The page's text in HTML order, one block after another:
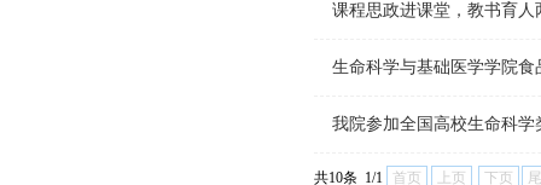
课程思政进课堂，教书育人
生命科学与基础医学学院
我院参加全国高校生命科
共10条 1/1 首页 上页 下页